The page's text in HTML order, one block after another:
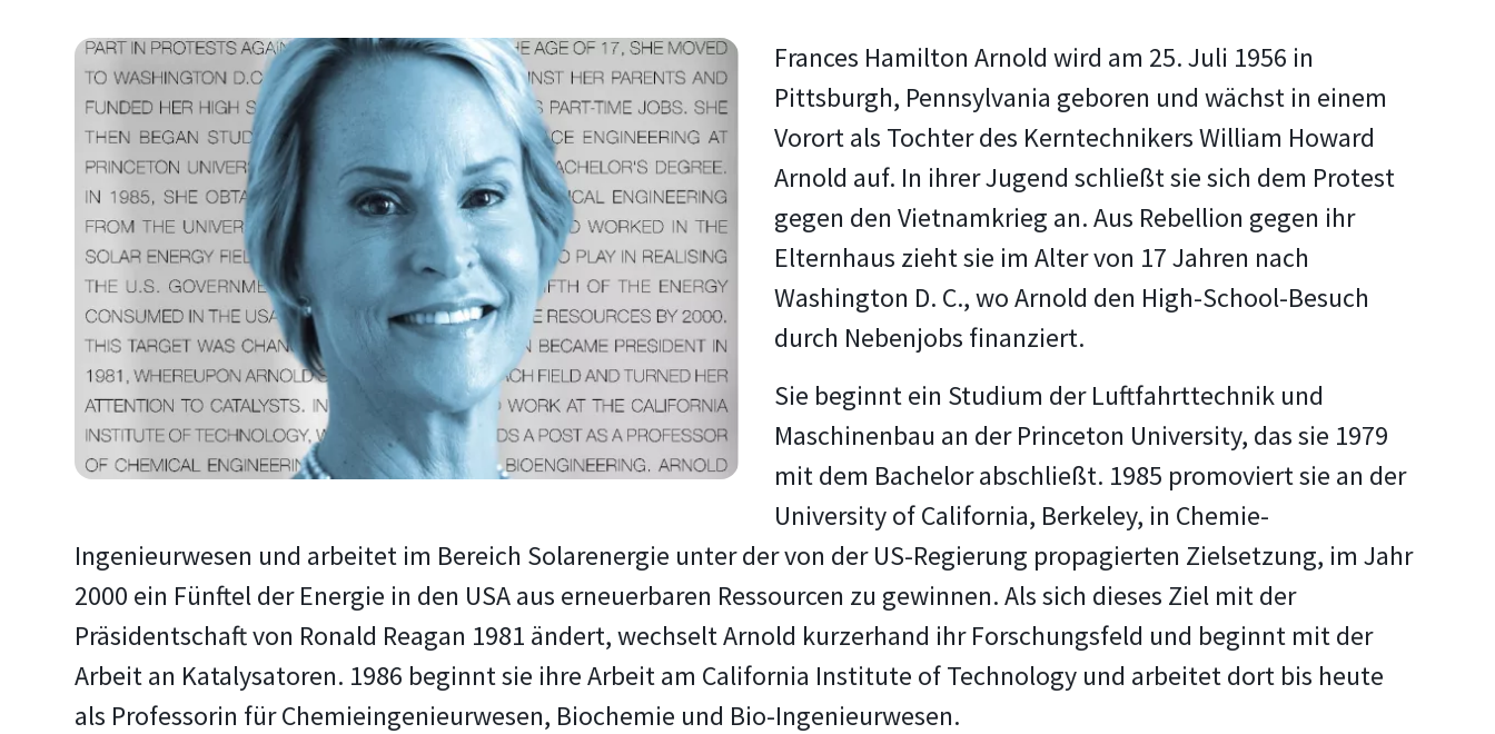
Frances Hamilton Arnold wird am 25. Juli 1956 in
Pittsburgh, Pennsylvania geboren und wächst in einem
Vorort als Tochter des Kerntechnikers William Howard
Arnold auf. In ihrer Jugend schließt sie sich dem Protest
gegen den Vietnamkrieg an. Aus Rebellion gegen ihr
Elternhaus zieht sie im Alter von 17 Jahren nach
Washington D. C., wo Arnold den High-School-Besuch
durch Nebenjobs finanziert.
Sie beginnt ein Studium der Luftfahrttechnik und
Maschinenbau an der Princeton University, das sie 1979
mit dem Bachelor abschließt. 1985 promoviert sie an der
University of California, Berkeley, in Chemie-
Ingenieurwesen und arbeitet im Bereich Solarenergie unter der von der US-Regierung propagierten Zielsetzung, im Jahr
2000 ein Fünftel der Energie in den USA aus erneuerbaren Ressourcen zu gewinnen. Als sich dieses Ziel mit der
Präsidentschaft von Ronald Reagan 1981 ändert, wechselt Arnold kurzerhand ihr Forschungsfeld und beginnt mit der
Arbeit an Katalysatoren. 1986 beginnt sie ihre Arbeit am California Institute of Technology und arbeitet dort bis heute
als Professorin für Chemieingenieurwesen, Biochemie und Bio-Ingenieurwesen.